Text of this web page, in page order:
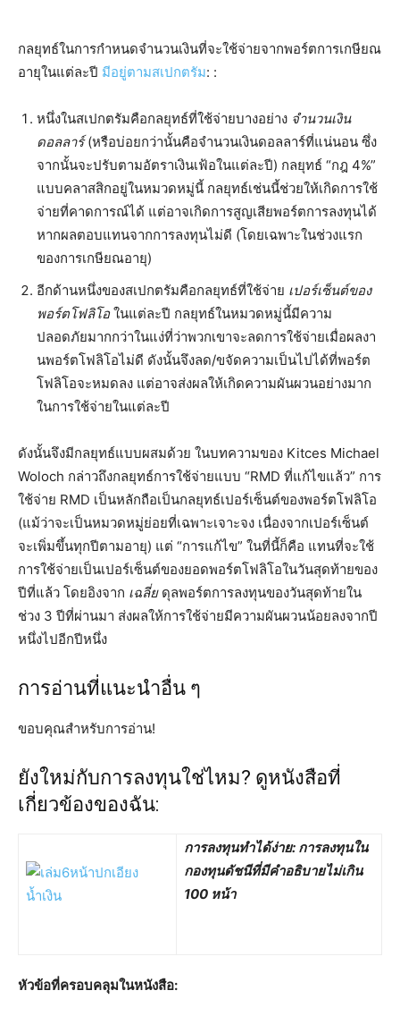
กลยุทธ์ในการกำหนดจำนวนเงินที่จะใช้จ่ายจากพอร์ตการเกษียณ
อายุในแต่ละปี มีอยู่ตามสเปกตรัม: :
หนึ่งในสเปกตรัมคือกลยุทธ์ที่ใช้จ่ายบางอย่าง จำนวนเงิน
ดอลลาร์(หรือบ่อยกว่านั้นคือจำนวนเงินดอลลาร์ที่แน่นอน ซึ่ง
จากนั้นจะปรับตามอัตราเงินเฟ้อในแต่ละปี) กลยุทธ์ “กฎ 4%”
แบบคลาสสิกอยู่ในหมวดหมู่นี้ กลยุทธ์เช่นนี้ช่วยให้เกิดการใช้
จ่ายที่คาดการณ์ได้ แต่อาจเกิดการสูญเสียพอร์ตการลงทุนได้
หากผลตอบแทนจากการลงทุนไม่ดี (โดยเฉพาะในช่วงแรก
ของการเกษียณอายุ)
อีกด้านหนึ่งของสเปกตรัมคือกลยุทธ์ที่ใช้จ่าย เปอร์เซ็นต์ของ
พอร์ตโฟลิโอในแต่ละปี กลยุทธ์ในหมวดหมู่นี้มีความ
ปลอดภัยมากกว่าในแง่ที่ว่าพวกเขาจะลดการใช้จ่ายเมื่อผลงา
นพอร์ตโฟลิโอไม่ดี ดังนั้นจึงลด/ขจัดความเป็นไปได้ที่พอร์ต
โฟลิโอจะหมดลง แต่อาจส่งผลให้เกิดความผันผวนอย่างมาก
ในการใช้จ่ายในแต่ละปี
ดังนั้นจึงมีกลยุทธ์แบบผสมด้วย ในบทความของ Kitces Michael
Woloch กล่าวถึงกลยุทธ์การใช้จ่ายแบบ “RMD ที่แก้ไขแล้ว” การ
ใช้จ่าย RMD เป็นหลักถือเป็นกลยุทธ์เปอร์เซ็นต์ของพอร์ตโฟลิโอ
(แม้ว่าจะเป็นหมวดหมู่ย่อยที่เฉพาะเจาะจง เนื่องจากเปอร์เซ็นต์
จะเพิ่มขึ้นทุกปีตามอายุ) แต่ “การแก้ไข” ในที่นี้ก็คือ แทนที่จะใช้
การใช้จ่ายเป็นเปอร์เซ็นต์ของยอดพอร์ตโฟลิโอในวันสุดท้ายของ
ปีที่แล้ว โดยอิงจาก เฉลี่ยดุลพอร์ตการลงทุนของวันสุดท้ายใน
ช่วง 3 ปีที่ผ่านมา ส่งผลให้การใช้จ่ายมีความผันผวนน้อยลงจากปี
หนึ่งไปอีกปีหนึ่ง
การอ่านที่แนะนำอื่น ๆ
ขอบคุณสำหรับการอ่าน!
ยังใหม่กับการลงทุนใช่ไหม? ดูหนังสือที่
เกี่ยวข้องของฉัน:
การลงทุนทำได้ง่าย: การลงทุนใน
กองทุนดัชนีที่มีคำอธิบายไม่เกิน
100 หน้า
หัวข้อที่ครอบคลุมในหนังสือ: